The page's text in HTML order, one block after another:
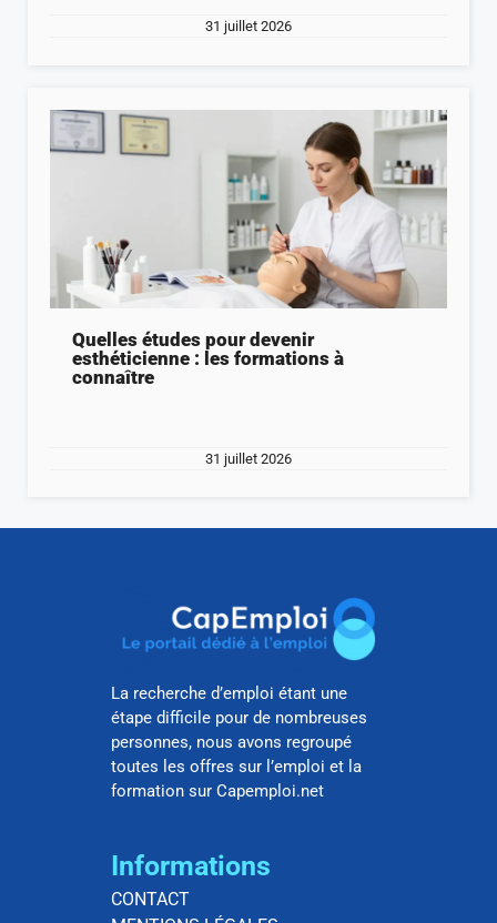
31 juillet 2026
Quelles études pour devenir
esthéticienne : les formations à
connaître
31 juillet 2026
La recherche d’emploi étant une
étape difficile pour de nombreuses
personnes, nous avons regroupé
toutes les offres sur l’emploi et la
formation sur Capemploi.net
Informations
CONTACT